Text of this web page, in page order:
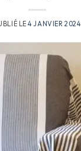
LE4 JANVIER 2024